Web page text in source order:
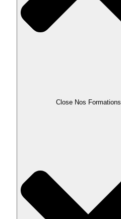
Close Nos Formations